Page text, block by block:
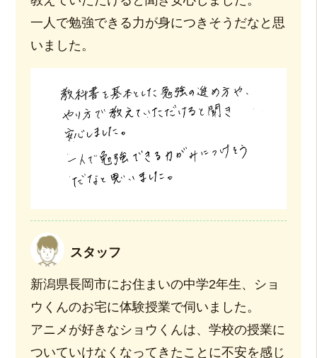
一人で勉強できる力が身につきそうだなと思
いました。
スタッフ
新潟県長岡市にお住まいの中学2年生、ショ
ウくんのお宅に体験授業で伺いました。
アニメが好きなショウくんは、学校の授業に
ついていけなくなってきたことに不安を感じ